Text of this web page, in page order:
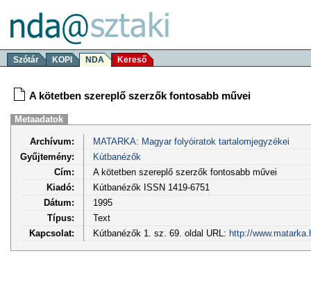
Szótár KOPI NDA Kereső
A kötetben szereplő szerzők fontosabb művei
Metaadatok
Archívum:
MATARKA: Magyar folyóiratok tartalomjegyzékei
Gyűjtemény:
Kútbanézők
Cím:
A kötetben szereplő szerzők fontosabb művei
Kiadó:
Kútbanézők ISSN 1419-6751
Dátum:
1995
Típus:
Text
Kapcsolat:
Kútbanézők 1. sz. 69. oldal URL: http://